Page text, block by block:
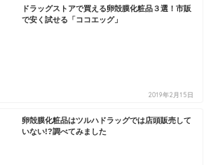
ドラッグストアで買える卵殻膜化粧品３選！市販
で安く試せる「ココエッグ」
2019年2月15日
卵殻膜化粧品はツルハドラッグでは店頭販売して
いない!?調べてみました